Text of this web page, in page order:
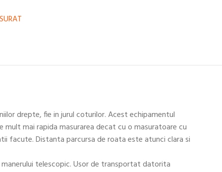
drepte, fie in jurul coturilor. Acest echipamentul
mai rapida masurarea decat cu o masuratoare cu
facute. Distanta parcursa de roata este atunci clara si
telescopic. Usor de transportat datorita